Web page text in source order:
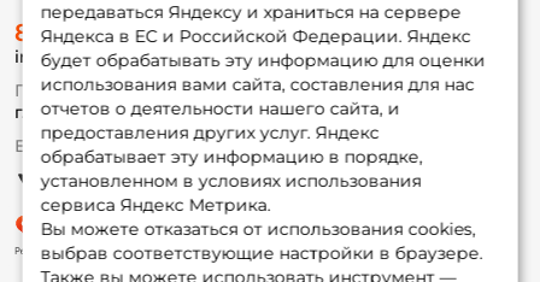
передаваться Яндексу и храниться на сервере
Яндекса в ЕС и Российской Федерации. Яндекс
будет обрабатывать эту информацию для оценки
использования вами сайта, составления для нас
отчетов о деятельности нашего сайта, и
предоставления других услуг. Яндекс
обрабатывает эту информацию в порядке,
установленном в условиях использования
сервиса Яндекс Метрика.
Вы можете отказаться от использования cookies,
выбрав соответствующие настройки в браузере.
Также вы можете использовать инструмент —
О магазине
Доставка
Оплата
Fox-bonus
Гуру
Партнерская программа
8 (495) 532-77-88
info@foxfishing.ru
По вопросам с заказом
г. Москва, ул. Плеханова д.7
Ежедневно 10:00 до 20:00